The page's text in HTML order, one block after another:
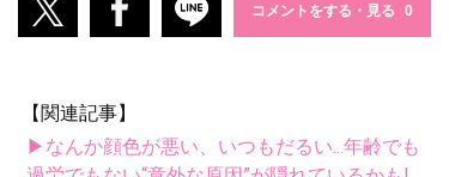
コメントをする・見る
【関連記事】
▶なんか顔色が悪い、いつもだるい...年齢でも